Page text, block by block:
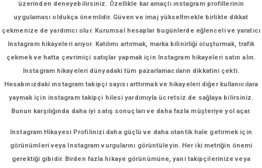
üzerinden deneyebilirsiniz. Özellikle kar amaçlı ınstagram profillerinin
uygulaması oldukça önemlidir. Güven ve imaj yükseltmekle birlikte dikkat
çekmenize de yardımcı olur. Kurumsal hesaplar bugünlerde eğlenceli ve yaratıcı
Instagram hikayeleri arıyor. Katılımı artırmak, marka bilinirliği oluşturmak, trafik
çekmek ve hatta çevrimiçi satışlar yapmak için Instagram hikayeleri satın alın.
Instagram hikayeleri dünyadaki tüm pazarlamacıların dikkatini çekti.
Hesabınızdaki ınstagram takipçi sayısı arttırmak ve hikayeleri diğer kullanıcılara
yaymak için instagram takipçi hilesi yardımıyla ücretsiz de sağlaya bilirsiniz.
Bunun karşılığında daha iyi satış sonuçları ve daha fazla müşteriye yol açar.
Instagram Hikayesi Profilinizi daha güçlü ve daha otantik hale getirmek için
görünümleri veya Instagram vurgularını görüntüleyin. Her iki metriğin önemi
gerektiği gibidir. Birden fazla hikaye görünümüne, yani takipçilerinize veya